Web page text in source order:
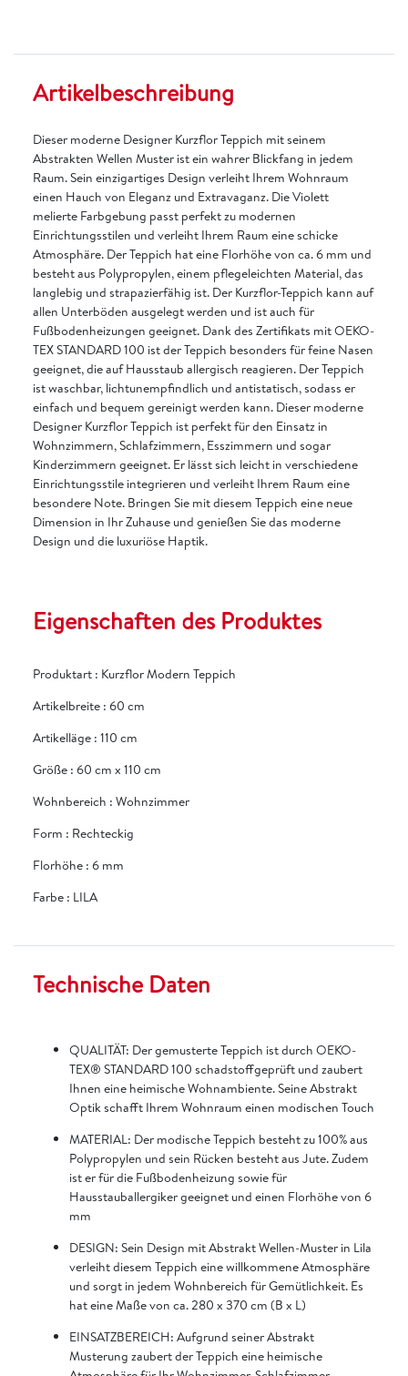
Artikelbeschreibung
Dieser moderne Designer Kurzflor Teppich mit seinem
Abstrakten Wellen Muster ist ein wahrer Blickfang in jedem
Raum. Sein einzigartiges Design verleiht Ihrem Wohnraum
einen Hauch von Eleganz und Extravaganz. Die Violett
melierte Farbgebung passt perfekt zu modernen
Einrichtungsstilen und verleiht Ihrem Raum eine schicke
Atmosphäre. Der Teppich hat eine Florhöhe von ca. 6 mm und
besteht aus Polypropylen, einem pflegeleichten Material, das
langlebig und strapazierfähig ist. Der Kurzflor-Teppich kann auf
allen Unterböden ausgelegt werden und ist auch für
Fußbodenheizungen geeignet. Dank des Zertifikats mit OEKO-
TEX STANDARD 100 ist der Teppich besonders für feine Nasen
geeignet, die auf Hausstaub allergisch reagieren. Der Teppich
ist waschbar, lichtunempfindlich und antistatisch, sodass er
einfach und bequem gereinigt werden kann. Dieser moderne
Designer Kurzflor Teppich ist perfekt für den Einsatz in
Wohnzimmern, Schlafzimmern, Esszimmern und sogar
Kinderzimmern geeignet. Er lässt sich leicht in verschiedene
Einrichtungsstile integrieren und verleiht Ihrem Raum eine
besondere Note. Bringen Sie mit diesem Teppich eine neue
Dimension in Ihr Zuhause und genießen Sie das moderne
Design und die luxuriöse Haptik.
Eigenschaften des Produktes
Produktart : Kurzflor Modern Teppich
Artikelbreite : 60 cm
Artikelläge : 110 cm
Größe : 60 cm x 110 cm
Wohnbereich : Wohnzimmer
Form : Rechteckig
Florhöhe : 6 mm
Farbe : LILA
Technische Daten
QUALITÄT: Der gemusterte Teppich ist durch OEKO-
TEX® STANDARD 100 schadstoffgeprüft und zaubert
Ihnen eine heimische Wohnambiente. Seine Abstrakt
Optik schafft Ihrem Wohnraum einen modischen Touch
MATERIAL: Der modische Teppich besteht zu 100% aus
Polypropylen und sein Rücken besteht aus Jute. Zudem
ist er für die Fußbodenheizung sowie für
Hausstauballergiker geeignet und einen Florhöhe von 6
mm
DESIGN: Sein Design mit Abstrakt Wellen-Muster in Lila
verleiht diesem Teppich eine willkommene Atmosphäre
und sorgt in jedem Wohnbereich für Gemütlichkeit. Es
hat eine Maße von ca. 280 x 370 cm (B x L)
EINSATZBEREICH: Aufgrund seiner Abstrakt
Musterung zaubert der Teppich eine heimische